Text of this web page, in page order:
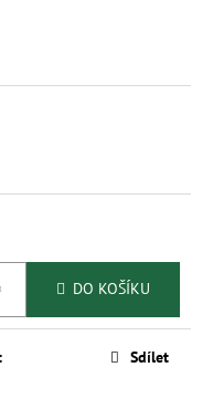
DO KOŠÍKU
Sdílet